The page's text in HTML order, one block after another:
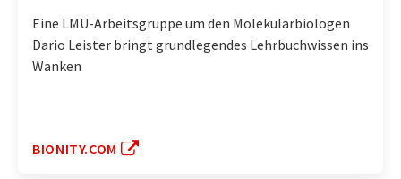
Eine LMU-Arbeitsgruppe um den Molekularbiologen
Dario Leister bringt grundlegendes Lehrbuchwissen ins
Wanken
BIONITY.COM